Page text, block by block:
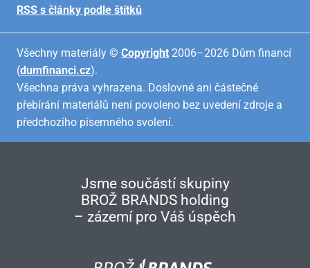
RSS s články podle štítků
Všechny materiály © Copyright 2006–2026 Dům financí
(dumfinanci.cz).
Všechna práva vyhrazena. Doslovné ani částečné
přebírání materiálů není povoleno bez uvedení zdroje a
předchozího písemného svolení.
Jsme součástí skupiny
BROŽ BRANDS holding
– zázemí pro Váš úspěch